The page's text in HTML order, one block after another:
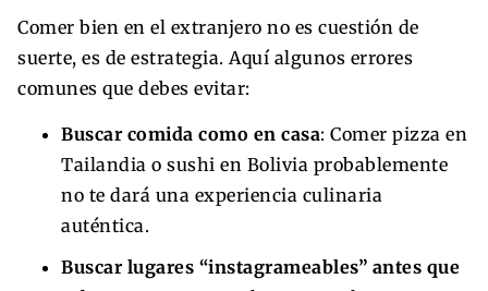
Comer bien en el extranjero no es cuestión de
suerte, es de estrategia. Aquí algunos errores
comunes que debes evitar:
Buscar comida como en casa: Comer pizza en
Tailandia o sushi en Bolivia probablemente
no te dará una experiencia culinaria
auténtica.
Buscar lugares “instagrameables” antes que